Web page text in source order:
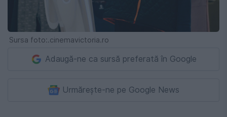
Sursa foto:.cinemavictoria.ro
Adaugă-ne ca sursă preferată în Google
Urmărește-ne pe Google News